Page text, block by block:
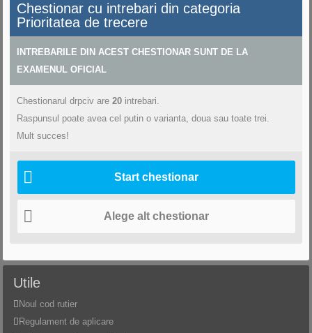
Chestionar cu intrebari din categoria
Prioritatea de trecere
INTREBARILE DIN ACEST CHESTIONAR SUNT DE LA
EXAMENUL OFICIAL
Chestionarul drpciv are20 intrebari.
Raspunsul poate avea cel putin o varianta, doua sau toate trei.
Mult succes!
Start chestionar
Alege alt chestionar
Utile
Noul cod rutier
Regulament de aplicare